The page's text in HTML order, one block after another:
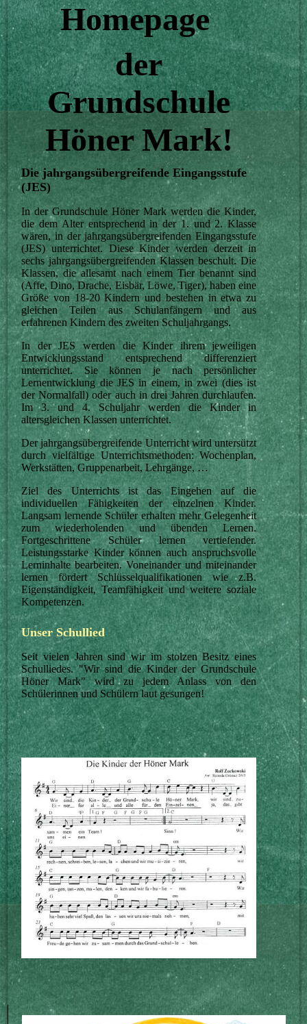
Homepage
der
Grundschule
Höner Mark!
Die jahrgangsübergreifende Eingangsstufe
(JES)
In der Grundschule Höner Mark werden die Kinder,
die dem Alter entsprechend in der 1. und 2. Klasse
wären, in der jahrgangsübergreifenden Eingangsstufe
(JES) unterrichtet. Diese Kinder werden derzeit in
sechs jahrgangsübergreifenden Klassen beschult. Die
Klassen, die allesamt nach einem Tier benannt sind
(Affe, Dino, Drache, Eisbär, Löwe, Tiger), haben eine
Größe von 18-20 Kindern und bestehen in etwa zu
gleichen Teilen aus Schulanfängern und aus
erfahrenen Kindern des zweiten Schuljahrgangs.
In der JES werden die Kinder ihrem jeweiligen
Entwicklungsstand entsprechend differenziert
unterrichtet. Sie können je nach persönlicher
Lernentwicklung die JES in einem, in zwei (dies ist
der Normalfall) oder auch in drei Jahren durchlaufen.
Im 3. und 4. Schuljahr werden die Kinder in
altersgleichen Klassen unterrichtet.
Der jahrgangsübergreifende Unterricht wird untersützt
durch vielfältige Unterrichtsmethoden: Wochenplan,
Werkstätten, Gruppenarbeit, Lehrgänge, …
Ziel des Unterrichts ist das Eingehen auf die
individuellen Fähigkeiten der einzelnen Kinder.
Langsam lernende Schüler erhalten mehr Gelegenheit
zum wiederholenden und übenden Lernen.
Fortgeschrittene Schüler lernen vertiefender.
Leistungsstarke Kinder können auch anspruchsvolle
Lerninhalte bearbeiten. Voneinander und miteinander
lernen fördert Schlüsselqualifikationen wie z.B.
Eigenständigkeit, Teamfähigkeit und weitere soziale
Kompetenzen.
Unser Schullied
Seit vielen Jahren sind wir im stolzen Besitz eines
Schulliedes. "Wir sind die Kinder der Grundschule
Höner Mark" wird zu jedem Anlass von den
Schülerinnen und Schülern laut gesungen!